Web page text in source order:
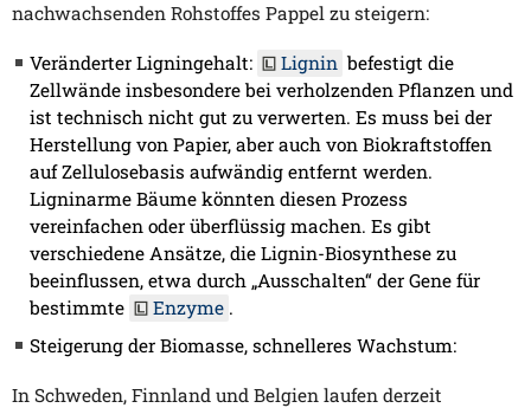
nachwachsenden Rohstoffes Pappel zu steigern:
Veränderter Ligningehalt: Lignin befestigt die
Zellwände insbesondere bei verholzenden Pflanzen und
ist technisch nicht gut zu verwerten. Es muss bei der
Herstellung von Papier, aber auch von Biokraftstoffen
auf Zellulosebasis aufwändig entfernt werden.
Ligninarme Bäume könnten diesen Prozess
vereinfachen oder überflüssig machen. Es gibt
verschiedene Ansätze, die Lignin-Biosynthese zu
beeinflussen, etwa durch „Ausschalten“ der Gene für
bestimmte
Enzyme .
Steigerung der Biomasse, schnelleres Wachstum:
In Schweden, Finnland und Belgien laufen derzeit